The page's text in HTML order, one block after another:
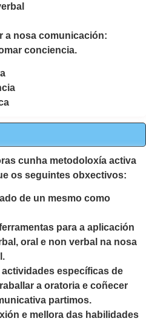
a nosa comunicación:
conciencia.
cunha metodoloxía activa
os seguintes obxectivos:
de un mesmo como
para a aplicación
oral e non verbal na nosa
específicas de
a oratoria e coñecer
partimos.
e mellora das habilidades